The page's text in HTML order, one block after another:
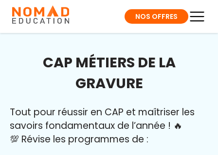
NOS OFFRES
CAP MÉTIERS DE LA
GRAVURE
Tout pour réussir en CAP et maîtriser les
savoirs fondamentaux de l’année ! 🔥
💯 Révise les programmes de :